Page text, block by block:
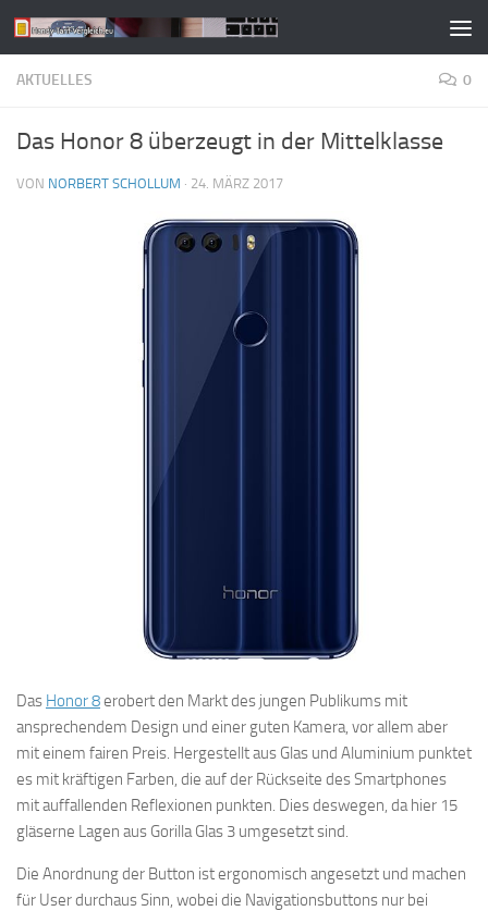
Zum Inhalt springen
AKTUELLES 0
Das Honor 8 überzeugt in der Mittelklasse
VON NORBERT SCHOLLUM · 24. MÄRZ 2017
Das Honor 8erobert den Markt des jungen Publikums mit
ansprechendem Design und einer guten Kamera, vor allem aber
mit einem fairen Preis. Hergestellt aus Glas und Aluminium punktet
es mit kräftigen Farben, die auf der Rückseite des Smartphones
mit auffallenden Reflexionen punkten. Dies deswegen, da hier 15
gläserne Lagen aus Gorilla Glas 3 umgesetzt sind.
Die Anordnung der Button ist ergonomisch angesetzt und machen
für User durchaus Sinn, wobei die Navigationsbuttons nur bei